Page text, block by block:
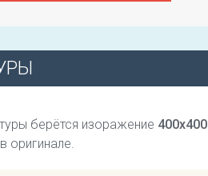
берётся изоражение 400х400
оригинале.